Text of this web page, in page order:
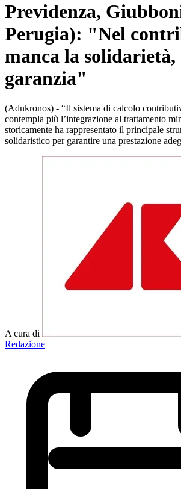
Previdenza,
Perugia): "Nel
manca la solidarietà,
garanzia"
(Adnkronos) - “Il sistema di calcolo
contempla più l’integrazione al trattamento
storicamente ha rappresentato il principale
solidaristico per garantire una prestazione
A cura di
Redazione